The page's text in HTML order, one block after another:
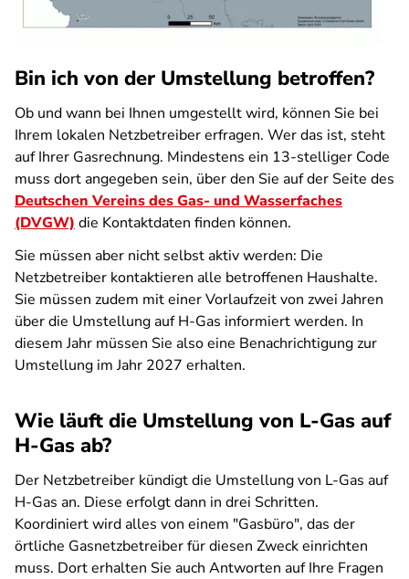
Bin ich von der Umstellung betroffen?
Ob und wann bei Ihnen umgestellt wird, können Sie bei
Ihrem lokalen Netzbetreiber erfragen. Wer das ist, steht
auf Ihrer Gasrechnung. Mindestens ein 13-stelliger Code
muss dort angegeben sein, über den Sie auf der Seite des
Deutschen Vereins des Gas- und Wasserfaches
(DVGW) die Kontaktdaten finden können.
Sie müssen aber nicht selbst aktiv werden: Die
Netzbetreiber kontaktieren alle betroffenen Haushalte.
Sie müssen zudem mit einer Vorlaufzeit von zwei Jahren
über die Umstellung auf H-Gas informiert werden. In
diesem Jahr müssen Sie also eine Benachrichtigung zur
Umstellung im Jahr 2027 erhalten.
Wie läuft die Umstellung von L-Gas auf
H-Gas ab?
Der Netzbetreiber kündigt die Umstellung von L-Gas auf
H-Gas an. Diese erfolgt dann in drei Schritten.
Koordiniert wird alles von einem "Gasbüro", das der
örtliche Gasnetzbetreiber für diesen Zweck einrichten
muss. Dort erhalten Sie auch Antworten auf Ihre Fragen